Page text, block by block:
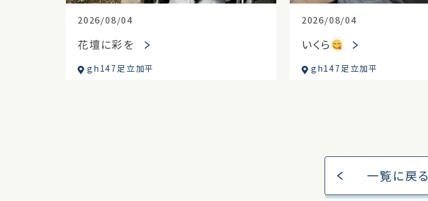
2026/08/04
花壇に彩を
gh147足立加平
2026/08/04
いくら
gh147足立加平
一覧に戻る